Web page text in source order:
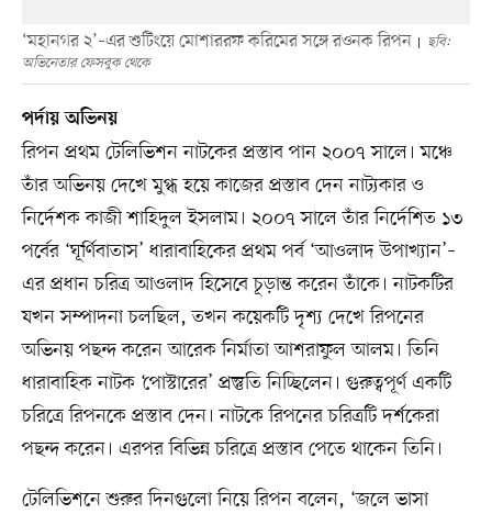
‘মহানগর ২’–এর শুটিংয়ে মোশাররফ করিমের সঙ্গে রওনক রিপন
ছবি:
অভিনেতার ফেসবুক থেকে
পর্দায় অভিনয়
রিপন প্রথম টেলিভিশন নাটকের প্রস্তাব পান ২০০৭ সালে। মঞ্চে
তাঁর অভিনয় দেখে মুগ্ধ হয়ে কাজের প্রস্তাব দেন নাট্যকার ও
নির্দেশক কাজী শাহিদুল ইসলাম। ২০০৭ সালে তাঁর নির্দেশিত ১৩
পর্বের ‘ঘূর্ণিবাতাস’ ধারাবাহিকের প্রথম পর্ব ‘আওলাদ উপাখ্যান’–
এর প্রধান চরিত্র আওলাদ হিসেবে চূড়ান্ত করেন তাঁকে। নাটকটির
যখন সম্পাদনা চলছিল, তখন কয়েকটি দৃশ্য দেখে রিপনের
অভিনয় পছন্দ করেন আরেক নির্মাতা আশরাফুল আলম। তিনি
ধারাবাহিক নাটক ‘পোস্টারের’ প্রস্তুতি নিচ্ছিলেন। গুরুত্বপূর্ণ একটি
চরিত্রে রিপনকে প্রস্তাব দেন। নাটকে রিপনের চরিত্রটি দর্শকেরা
পছন্দ করেন। এরপর বিভিন্ন চরিত্রে প্রস্তাব পেতে থাকেন তিনি।
টেলিভিশনে শুরুর দিনগুলো নিয়ে রিপন বলেন, ‘জলে ভাসা